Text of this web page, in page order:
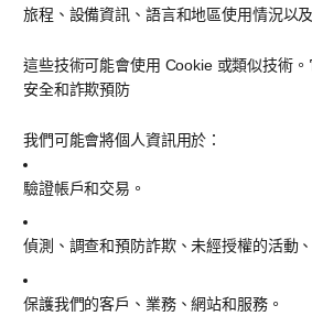
旅程、設備資訊、語言和地區使用情況以
這些技術可能會使用 Cookie 或類似技術
安全和詐欺預防
我們可能會將個人資訊用於：
驗證帳戶和交易。
偵測、調查和預防詐欺、未經授權的活動
保護我們的客戶、業務、網站和服務。